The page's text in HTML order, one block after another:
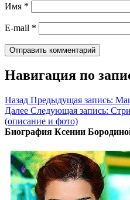
Имя *
E-mail *
Навигация по
Назад Предыдущая запись:
Далее Следующая запись:
(описание и фото)
Биография Ксении